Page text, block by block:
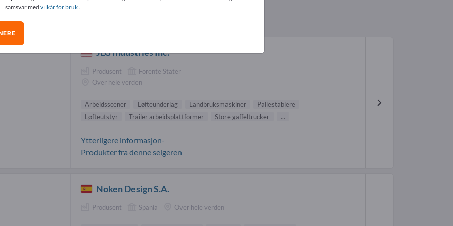
og lagerinnretninger-leverandører (34)
JLG Industries Inc.
Produsent
Forente Stater
Over hele verden
Arbeidsscener Løfteunderlag Landbruksmaskiner
Pallestablere
Løfteutstyr
Trailer arbeidsplattformer Store gaffeltrucker ...
Ytterligere informasjon-
Produkter fra denne selgeren
Noken Design S.A.
Produsent Spania Over hele verden
samsvar med vilkår for bruk.